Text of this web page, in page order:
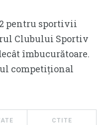
pentru sportivii
Clubului Sportiv
îmbucurătoare.
competițional
CTITE